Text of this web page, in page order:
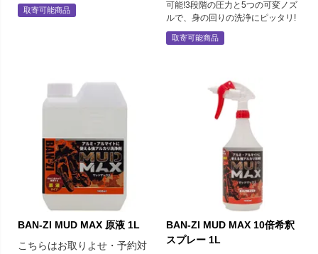
取寄可能商品
可能!3段階の圧力と5つの可変ノズ
ルで、身の回りの洗浄にピッタリ!
取寄可能商品
BAN-ZI MUD MAX 原液 1L
こちらはお取りよせ・予約対
BAN-ZI MUD MAX 10倍希釈
スプレー 1L